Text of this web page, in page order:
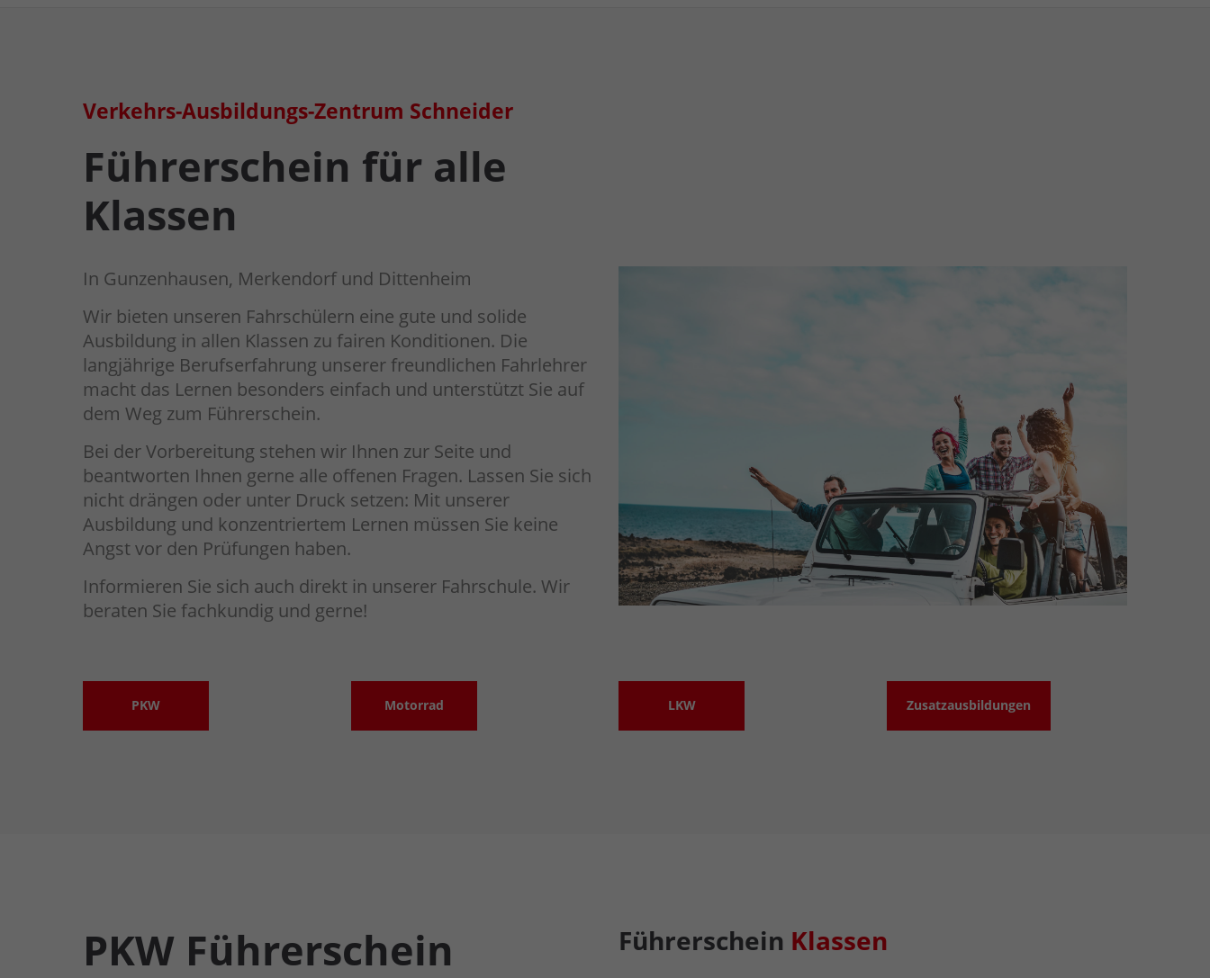
Verkehrs-Ausbildungs-Zentrum Schneider
Führerschein für alle
Klassen
In Gunzenhausen, Merkendorf und Dittenheim
Wir bieten unseren Fahrschülern eine gute und solide
Ausbildung in allen Klassen zu fairen Konditionen. Die
langjährige Berufserfahrung unserer freundlichen Fahrlehrer
macht das Lernen besonders einfach und unterstützt Sie auf
dem Weg zum Führerschein.
Bei der Vorbereitung stehen wir Ihnen zur Seite und
beantworten Ihnen gerne alle offenen Fragen. Lassen Sie sich
nicht drängen oder unter Druck setzen: Mit unserer
Ausbildung und konzentriertem Lernen müssen Sie keine
Angst vor den Prüfungen haben.
Informieren Sie sich auch direkt in unserer Fahrschule. Wir
beraten Sie fachkundig und gerne!
PKW Motorrad LKW Zusatzausbildungen
PKW Führerschein Führerschein Klassen